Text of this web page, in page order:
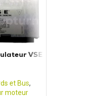
VSE
et Bus,
moteur